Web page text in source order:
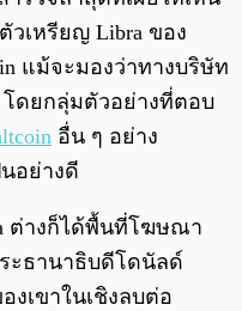
เหรียญ Libra ของ
แม้จะมองว่าทางบริษัท
ดยกลุ่มตัวอย่างที่ตอบ
อื่น ๆ อย่าง
นอย่างดี
ต่างก็ได้พื้นที่โฆษณา
ะธานาธิบดีโดนัลด์
งเขาในเชิงลบต่อ